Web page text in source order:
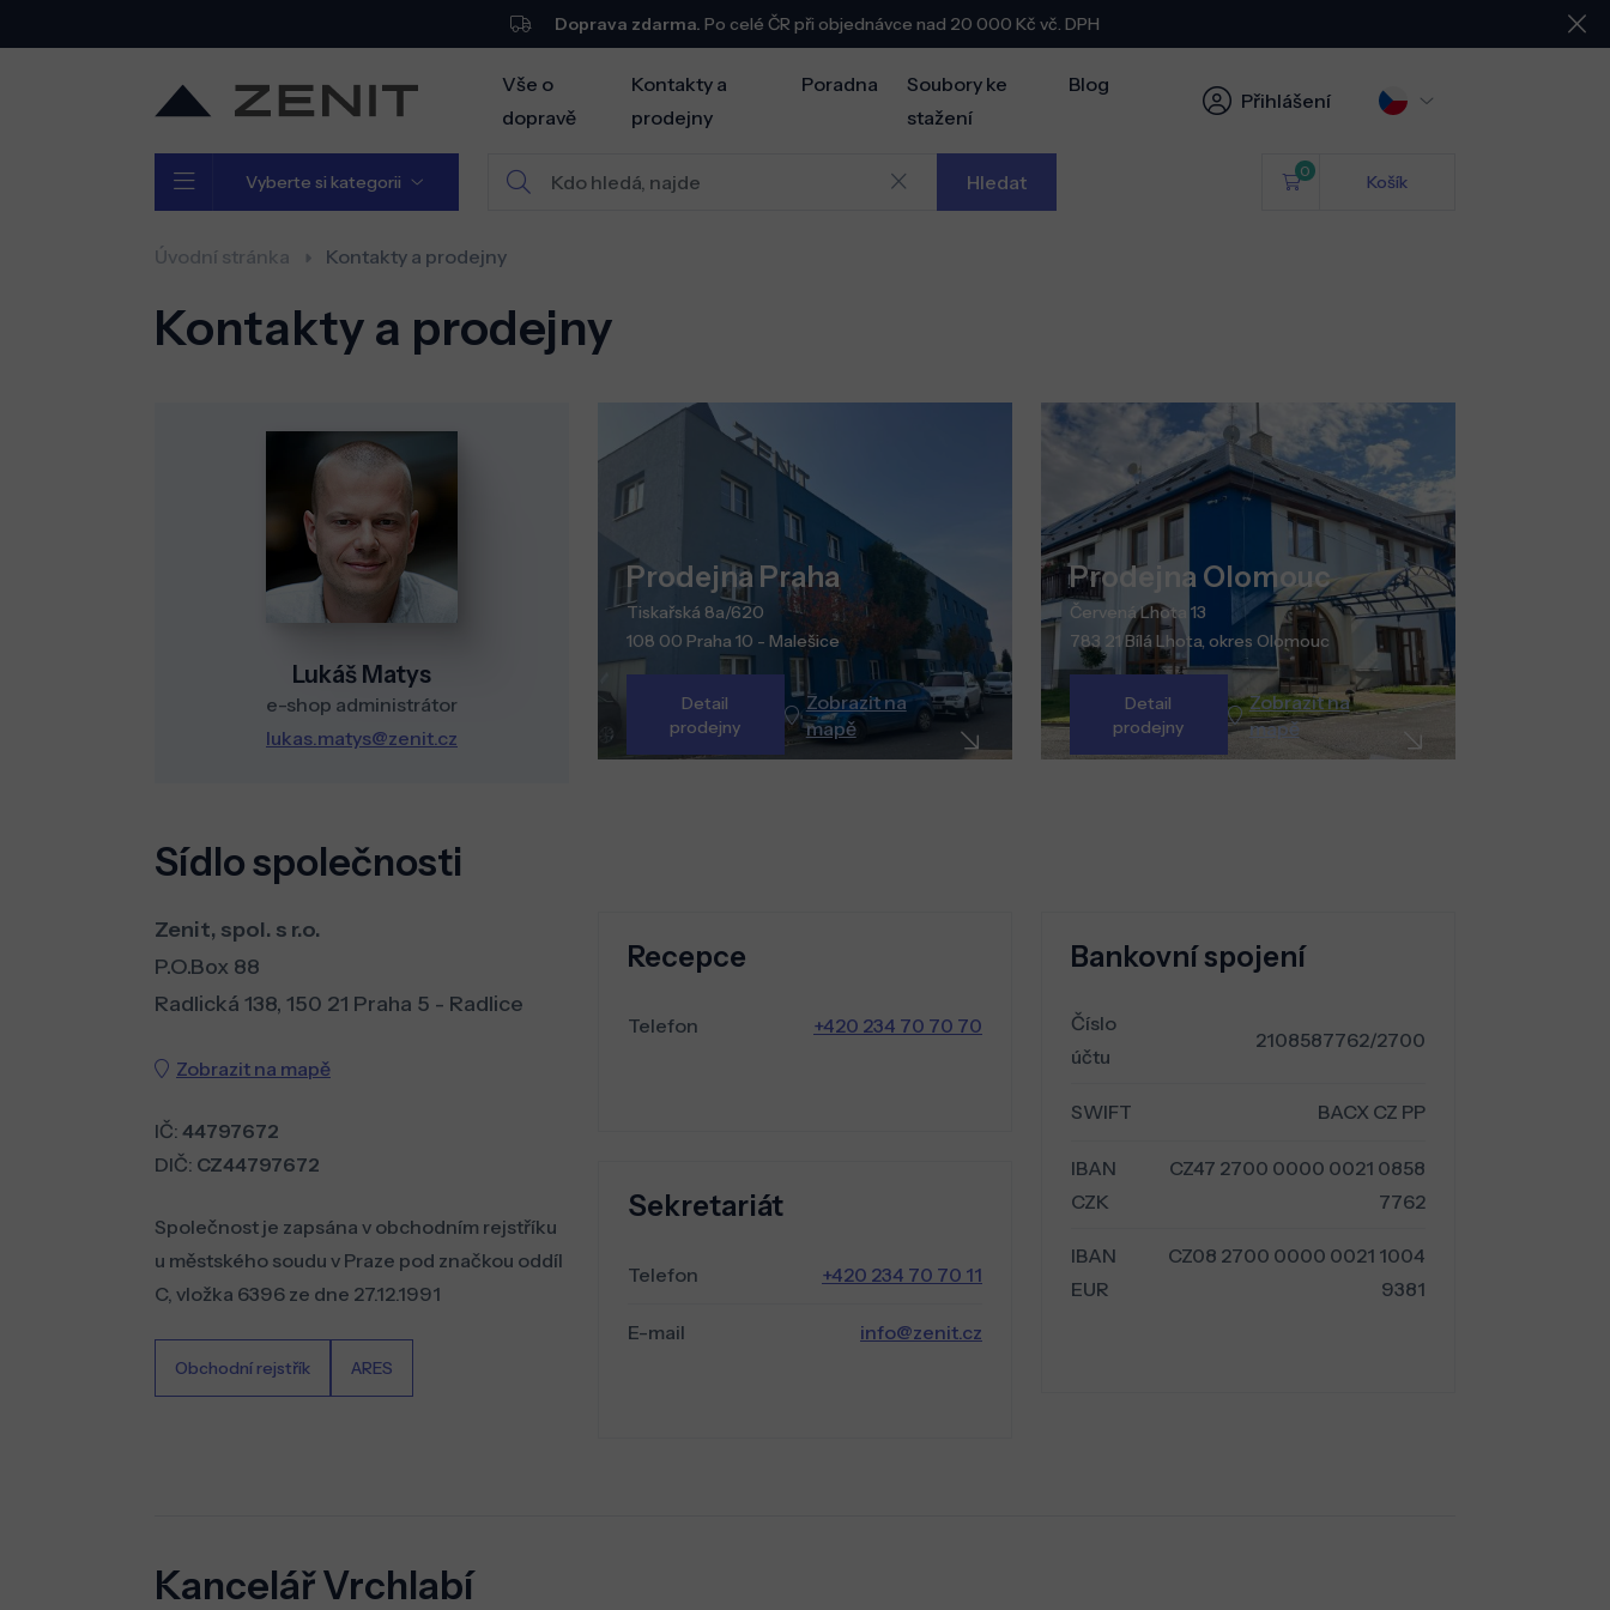
Doprava zdarma. Po celé ČR při objednávce nad 20 000 Kč vč. DPH
Vše o
dopravě
Kontakty a
prodejny
Poradna
Soubory ke
stažení
Blog
Přihlášení
Vyberte si kategorii Hledat 0
Košík
Úvodní stránka Kontakty a prodejny
Kontakty a prodejny
Lukáš Matys
e-shop administrátor
lukas.matys@zenit.cz
Prodejna Praha
Tiskařská 8a/620
108 00 Praha 10 - Malešice
Detail
prodejny
Zobrazit na
mapě
Prodejna Olomouc
Červená Lhota 13
783 21 Bílá Lhota, okres Olomouc
Detail
prodejny
Zobrazit na
mapě
Sídlo společnosti
Zenit, spol. s r.o.
P.O.Box 88
Radlická 138, 150 21 Praha 5 - Radlice
Zobrazit na mapě
IČ: 44797672
DIČ: CZ44797672
Společnost je zapsána v obchodním rejstříku
u městského soudu v Praze pod značkou oddíl
C, vložka 6396 ze dne 27.12.1991
Obchodní rejstřík ARES
Recepce
Telefon +420 234 70 70 70
Sekretariát
Telefon +420 234 70 70 11
E-mail info@zenit.cz
Bankovní spojení
Číslo
účtu
2108587762/2700
SWIFT BACX CZ PP
IBAN
CZK
CZ47 2700 0000 0021 0858
7762
IBAN
EUR
CZ08 2700 0000 0021 1004
9381
Kancelář Vrchlabí